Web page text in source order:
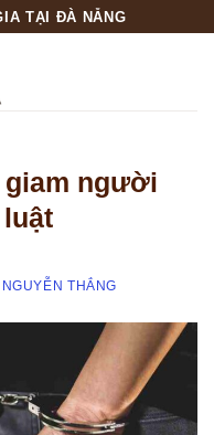
TẠI ĐÀ NẴNG
giam người
THẮNG